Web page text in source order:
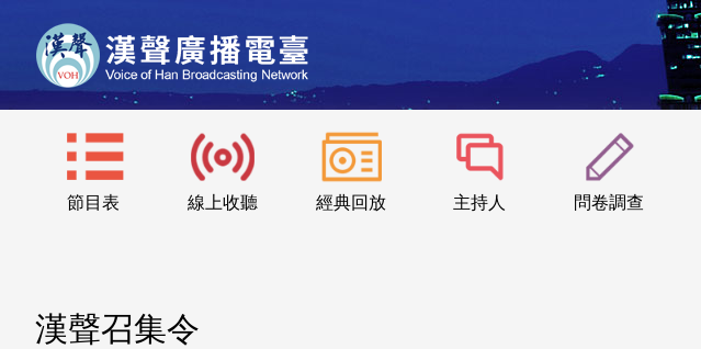
節目表 線上收聽 經典回放 主持人 問卷調查
漢聲召集令